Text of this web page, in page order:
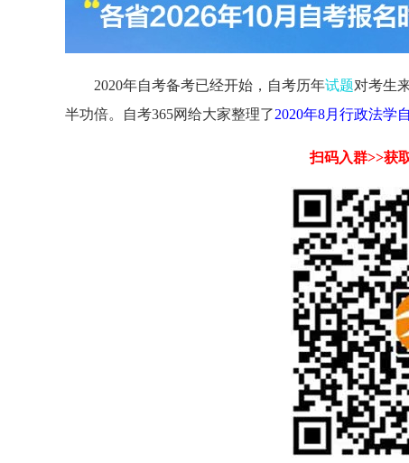
2020年自考备考已经开始，自考历年试题对考生
半功倍。自考365网给大家整理了2020年8月行政法学
扫码入群>>获